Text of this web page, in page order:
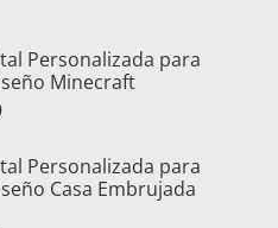
Personalizada para
Minecraft
Personalizada para
Casa Embrujada